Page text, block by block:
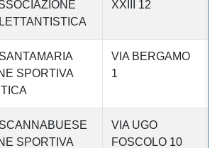
XXIII 12
SPORTIVA
VIA BERGAMO
1
SPORTIVA
VIA UGO
FOSCOLO 10